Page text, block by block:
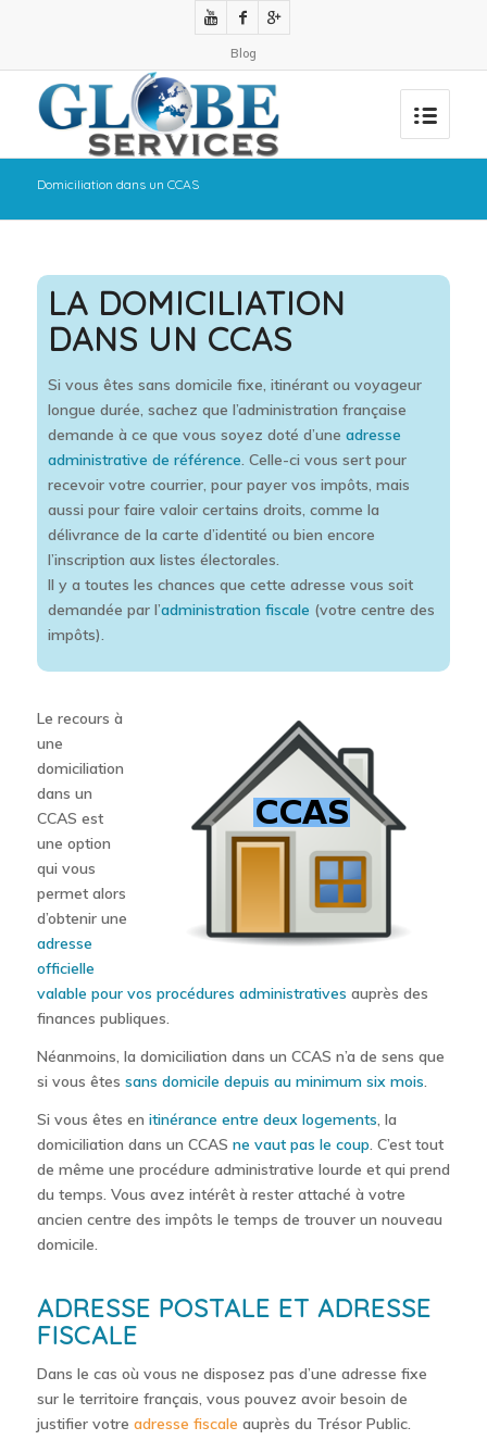
Blog
Domiciliation dans un CCAS
LA DOMICILIATION
DANS UN CCAS
Si vous êtes sans domicile fixe, itinérant ou voyageur
longue durée, sachez que l’administration française
demande à ce que vous soyez doté d’une adresse
administrative de référence. Celle-ci vous sert pour
recevoir votre courrier, pour payer vos impôts, mais
aussi pour faire valoir certains droits, comme la
délivrance de la carte d’identité ou bien encore
l’inscription aux listes électorales.
Il y a toutes les chances que cette adresse vous soit
demandée par l’administration fiscale (votre centre des
impôts).
Le recours à
une
domiciliation
dans un
CCAS est
une option
qui vous
permet alors
d’obtenir une
adresse
officielle
valable pour vos procédures administratives auprès des
finances publiques.
Néanmoins, la domiciliation dans un CCAS n’a de sens que
si vous êtes sans domicile depuis au minimum six mois.
Si vous êtes en itinérance entre deux logements , la
domiciliation dans un CCAS ne vaut pas le coup . C’est tout
de même une procédure administrative lourde et qui prend
du temps. Vous avez intérêt à rester attaché à votre
ancien centre des impôts le temps de trouver un nouveau
domicile.
ADRESSE POSTALE ET ADRESSE
FISCALE
Dans le cas où vous ne disposez pas d’une adresse fixe
sur le territoire français, vous pouvez avoir besoin de
justifier votre adresse fiscale auprès du Trésor Public.